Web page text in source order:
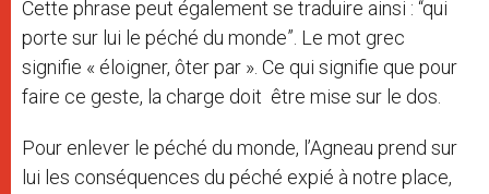
Cette phrase peut également se traduire ainsi : “qui
porte sur lui le péché du monde”. Le mot grec
signifie « éloigner, ôter par ». Ce qui signifie que pour
faire ce geste, la charge doit être mise sur le dos.
Pour enlever le péché du monde, l’Agneau prend sur
lui les conséquences du péché expié à notre place,